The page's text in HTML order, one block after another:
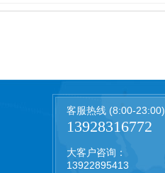
客服热线 (8:00-23:00)
13928316772
大客户咨询：
13922895413